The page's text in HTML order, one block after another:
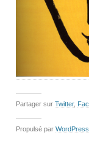
Partager sur Twitter,
Propulsé par WordPress